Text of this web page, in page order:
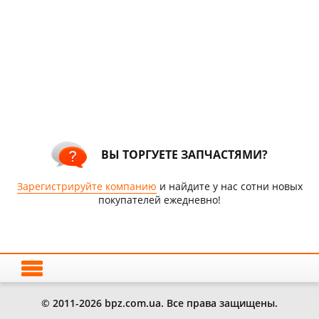
ВЫ ТОРГУЕТЕ ЗАПЧАСТЯМИ?
Зарегистрируйте компанию и найдите у нас сотни новых
покупателей ежедневно!
© 2011-2026 bpz.com.ua. Все права защищены.